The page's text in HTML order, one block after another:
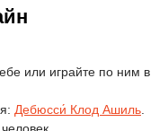
или играйте по ним в
Дебюсси́ Клод Ашиль